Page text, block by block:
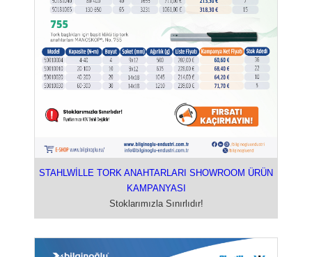
STAHLWİLLE TORK ANAHTARLARI SHOWROOM ÜRÜN
KAMPANYASI
Stoklarımızla Sınırlıdır!